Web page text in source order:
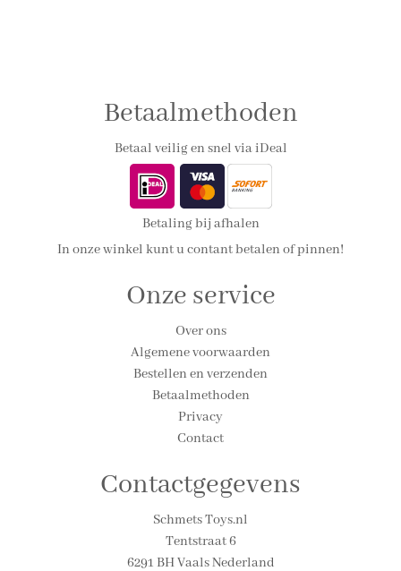
Betaalmethoden
Betaal veilig en snel via iDeal
Betaling bij afhalen
In onze winkel kunt u contant betalen of pinnen!
Onze service
Over ons
Algemene voorwaarden
Bestellen en verzenden
Betaalmethoden
Privacy
Contact
Contactgegevens
Schmets Toys.nl
Tentstraat 6
6291 BH Vaals Nederland